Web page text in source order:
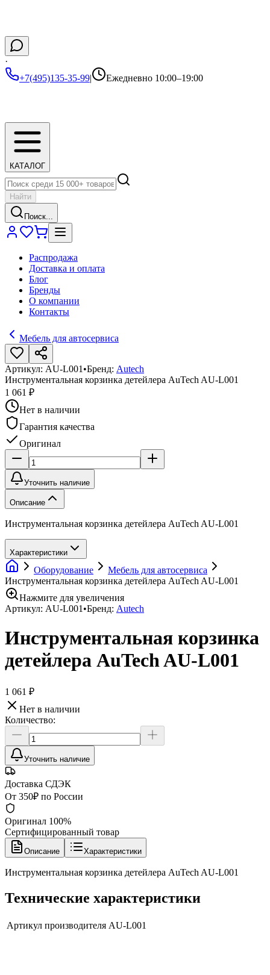
·
+7(495)135-35-99| Ежедневно 10:00–19:00
КАТАЛОГ
Найти
Поиск...
Распродажа
Доставка и оплата
Блог
Бренды
О компании
Контакты
Мебель для автосервиса
Артикул: AU-L001 •Бренд: Autech
Инструментальная корзинка детейлера AuTech AU-L001
1 061 ₽
Нет в наличии
Гарантия качества
Оригинал
Уточнить наличие
Описание
Инструментальная корзинка детейлера AuTech AU-L001
Характеристики
Оборудование
Мебель для автосервиса
Инструментальная корзинка детейлера AuTech AU-L001
Нажмите для увеличения
Артикул: AU-L001 •Бренд: Autech
Инструментальная корзинка
детейлера AuTech AU-L001
1 061 ₽
Нет в наличии
Количество:
Уточнить наличие
Доставка СДЭК
От 350₽ по России
Оригинал 100%
Сертифицированный товар
Описание Характеристики
Инструментальная корзинка детейлера AuTech AU-L001
Технические характеристики
Артикул производителя AU-L001